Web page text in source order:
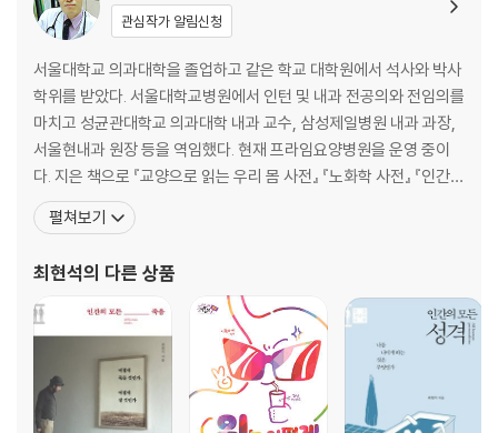
5. 감각의 발달
영아의 감각 연구/영아의 시각/영아의 청각/영아의 후각/영아의 미각/영
아의 피부감각/영아의 평형감각/영아기의 감각 통합/자아의 확립/음악
감각의 발달/시각의 발달/미술 감각의 발달/평형감각의 발달/촉각의 발
달/미각의 발달/근시
6. 시각
눈/시각신경=시신경/‘어디에’와 ‘무엇’ 경로/시각중추의 기능적 분화/정
직임/인공 시각
7. 청각
청신경/소리의 선택적 지각/언어와 음악/소리/소리의 4요소/음악의 요
소/음치증=음악상실증/음악 감상/귀울림/귀울림의 습관화/인공 청각
관심작가 알림신청
서울대학교 의과대학을 졸업하고 같은 학교 대학원에서 석사와 박사
학위를 받았다. 서울대학교병원에서 인턴 및 내과 전공의와 전임의를
마치고 성균관대학교 의과대학 내과 교수, 삼성제일병원 내과 과장,
서울현내과 원장 등을 역임했다. 현재 프라임요양병원을 운영 중이
다. 지은 책으로 『교양으로 읽는 우리 몸 사전』 『노화학 사전』 『인간의
모든 감각』 『인간의 모든 감정』 『인간의 모든 동기』 『인간의 모든 성
격』 『인간의 모든 죽음』 등이 있다. 다수의 저술을 통해 의학의 대중
년에는 『노화학 사전』으로 제40회 한국
펼쳐보기
최현석의 다른 상품